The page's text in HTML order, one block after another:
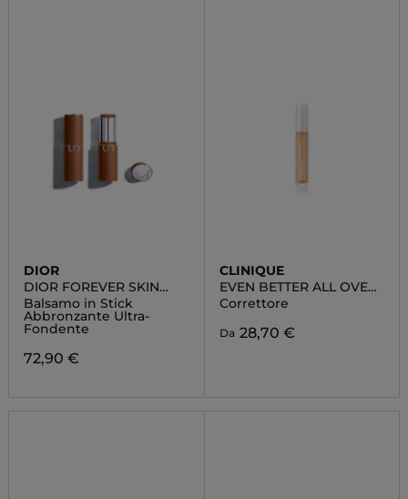
DIOR
DIOR FOREVER SKIN
BRONZE
Balsamo in Stick
Abbronzante Ultra-
Fondente
72,90 €
CLINIQUE
EVEN BETTER ALL OVER
CONCEALER + ERASER
Correttore
Da 28,70 €